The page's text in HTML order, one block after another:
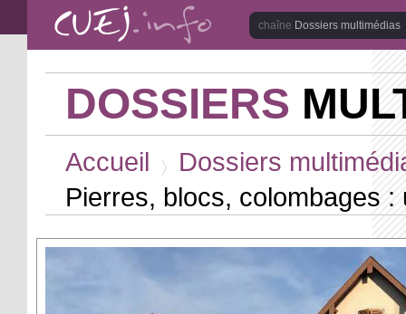
Aller au contenu principal
Dossiers multimédias
DOSSIERS
Accueil
Dossiers
Pierres, blocs, colombages